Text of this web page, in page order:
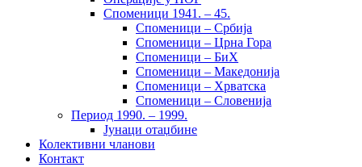
Споменици 1941. – 45.
Споменици – Србија
Споменици – Црна Гора
Споменици – БиХ
Споменици – Македонија
Споменици – Хрватска
Споменици – Словенија
Период 1990. – 1999.
Јунаци отаџбине
Колективни чланови
Контакт